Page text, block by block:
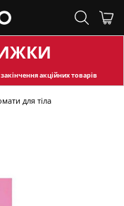
акційних товарів
для тіла